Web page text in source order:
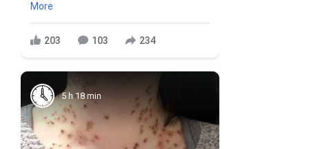
More
203 103 234
5 h 18 min